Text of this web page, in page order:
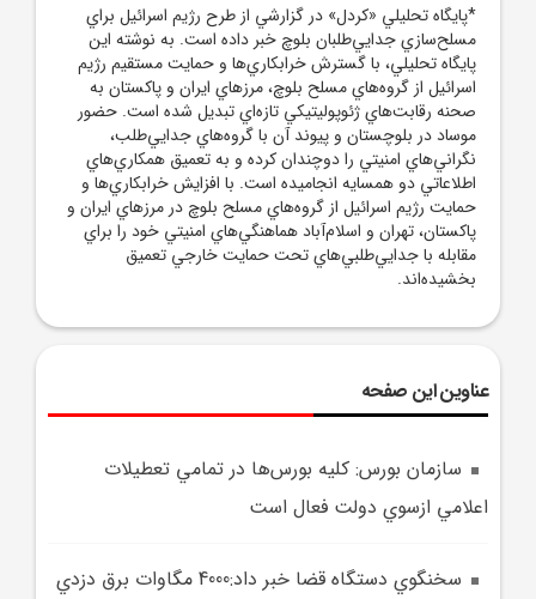
*پايگاه تحليلي «کردل» در گزارشي از طرح رژيم اسرائيل براي
مسلح‌سازي جدايي‌طلبان بلوچ خبر داده است. به نوشته اين
پايگاه تحليلي، با گسترش خرابکاري‌ها و حمايت مستقيم رژيم
اسرائيل از گروه‌هاي مسلح بلوچ، مرزهاي ايران و پاکستان به
صحنه رقابت‌هاي ژئوپوليتيکي تازه‌اي تبديل شده است. حضور
موساد در بلوچستان و پيوند آن با گروه‌هاي جدايي‌طلب،
نگراني‌هاي امنيتي را دوچندان کرده و به تعميق همکاري‌هاي
اطلاعاتي دو همسايه انجاميده است. با افزايش خرابکاري‌ها و
حمايت رژيم اسرائيل از گروه‌هاي مسلح بلوچ در مرزهاي ايران و
پاکستان، تهران و اسلام‌آباد هماهنگي‌هاي امنيتي خود را براي
مقابله با جدايي‌طلبي‌هاي تحت حمايت خارجي تعميق
بخشيده‌اند.
عناوین این صفحه
سازمان بورس: کليه بورس‌ها در تمامي تعطيلات
اعلامي ازسوي دولت فعال است
سخنگوي دستگاه قضا خبر داد:4000 مگاوات برق دزدي